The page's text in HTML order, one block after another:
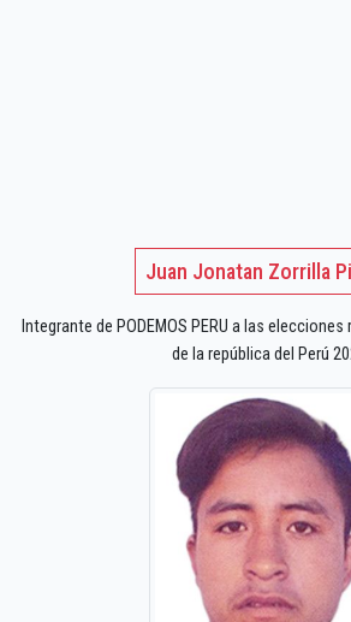
Juan Jonatan Zorrilla
Integrante de PODEMOS PERU a las
de la república del Perú